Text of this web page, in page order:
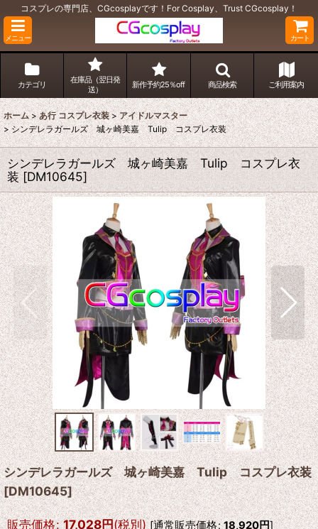
コスプレの専門店、CGcosplayです！For Cosplay、Trust CGcosplay！
メニュー カート
カテゴリ
在庫品（翌日発
送）
新作予約25％off 商品検索 ご利用案内
ホーム > あ行 コスプレ衣装 > アイドルマスター
> シンデレラガールズ 城ヶ崎美嘉 Tulip コスプレ衣装
シンデレラガールズ 城ヶ崎美嘉 Tulip コスプレ衣
装 [DM10645]
シンデレラガールズ 城ヶ崎美嘉 Tulip コスプレ衣装
[DM10645]
販売価格: 17,028円(税別) [通常販売価格: 18,920円]